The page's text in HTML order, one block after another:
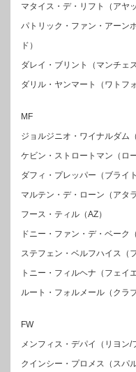
マタイス・デ・リフト（アヤ
パトリック・ファン・アーン
ド）
ダレイ・ブリント（マンチェ
ダリル・ヤンマート（ワトフ
MF
ジョルジニオ・ワイナルダム
ケビン・ストロートマン（ロ
ダフィ・プレッパー（ブライ
マルテン・デ・ローン（アタ
フース・ティル（AZ）
ドニー・ファン・デ・ベーク
ステフェン・ベルフハイス（
トニー・フィルヘナ（フェイ
ルート・フォルメール（クラ
FW
メンフィス・デパイ（リヨン/
クインシー・プロメス（スパ